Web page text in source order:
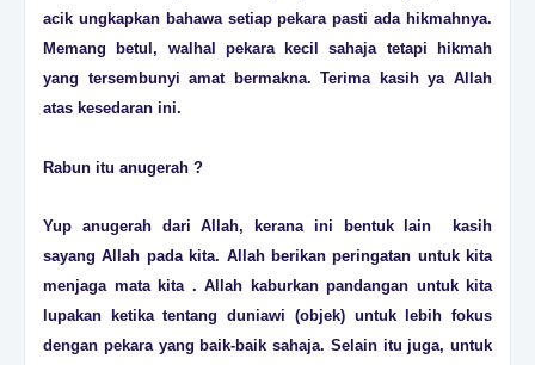
acik ungkapkan bahawa setiap pekara pasti ada hikmahnya.
Memang betul, walhal pekara kecil sahaja tetapi hikmah
yang tersembunyi amat bermakna. Terima kasih ya Allah
atas kesedaran ini.
Rabun itu anugerah ?
Yup anugerah dari Allah, kerana ini bentuk lain kasih
sayang Allah pada kita. Allah berikan peringatan untuk kita
menjaga mata kita . Allah kaburkan pandangan untuk kita
lupakan ketika tentang duniawi (objek) untuk lebih fokus
dengan pekara yang baik-baik sahaja. Selain itu juga, untuk